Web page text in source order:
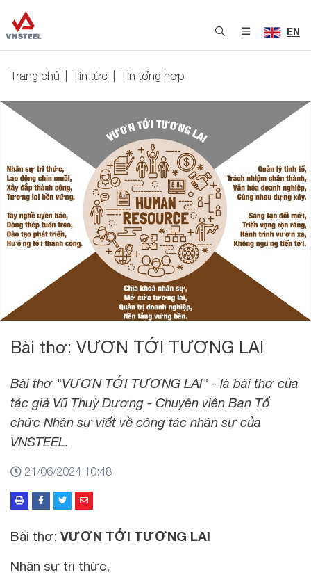
EN
Trang chủ Tin tức Tin tổng hợp
Bài thơ: VƯƠN TỚI TƯƠNG LAI
Bài thơ "VƯƠN TỚI TƯƠNG LAI" - là bài thơ của
tác giả Vũ Thuỳ Dương - Chuyên viên Ban Tổ
chức Nhân sự viết về công tác nhân sự của
VNSTEEL.
21/06/2024 10:48
Bài thơ: VƯƠN TỚI TƯƠNG LAI
Nhân sự tri thức,